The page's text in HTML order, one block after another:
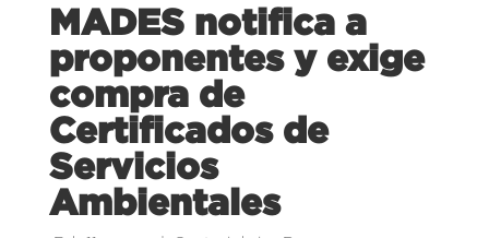
MADES notifica a
proponentes y exige
compra de
Certificados de
Servicios
Ambientales